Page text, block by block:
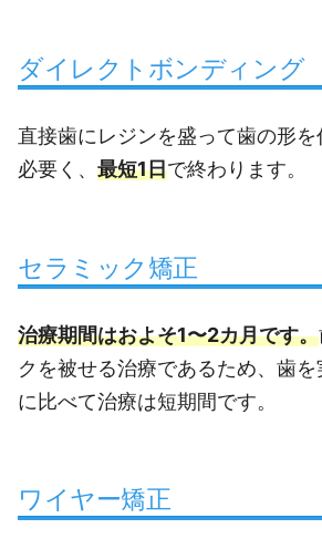
ダイレクトボンディング
直接歯にレジンを盛って歯の形
必要く、 最短1日で終わります。
セラミック矯正
治療期間はおよそ1〜2カ月です。
クを被せる治療であるため、歯
に比べて治療は短期間です。
ワイヤー矯正